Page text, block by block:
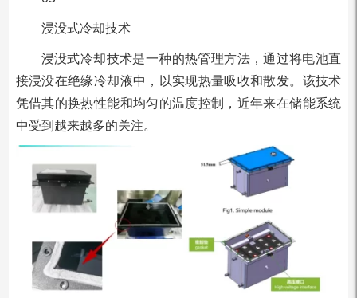
浸没式冷却技术
浸没式冷却技术是一种的热管理方法，通过将电池直
接浸没在绝缘冷却液中，以实现热量吸收和散发。该技术
凭借其的换热性能和均匀的温度控制，近年来在储能系统
中受到越来越多的关注。